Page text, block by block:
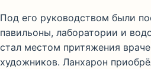
Под его руководством были
павильоны, лаборатории и
стал местом притяжения
художников. Ланхарон